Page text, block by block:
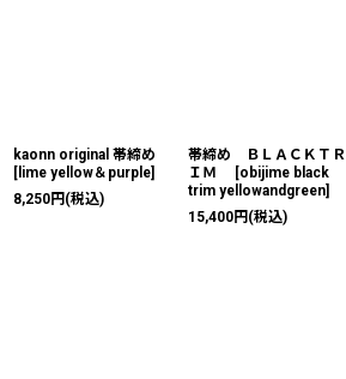
kaonn original 帯締め
[ lime yellow＆purple]
8,250円 (税込)
帯締め ＢＬＡＣＫＴＲ
ＩＭ
[obijime black
trim yellowandgreen]
15,400円 (税込)